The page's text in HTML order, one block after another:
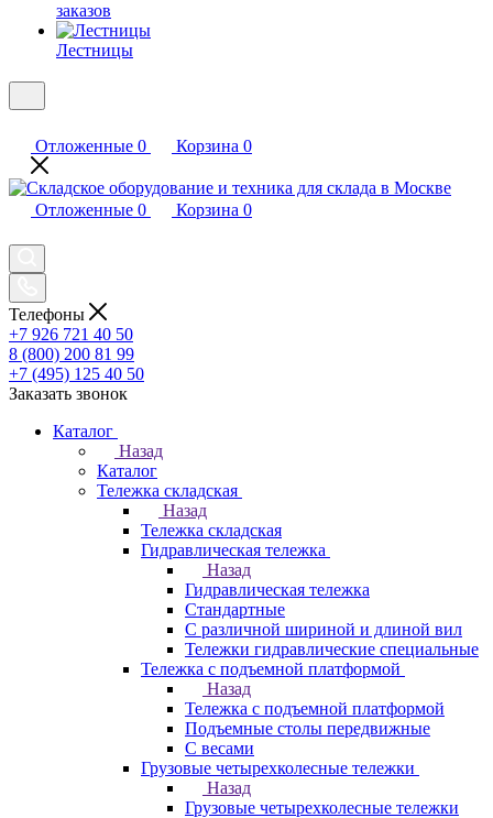
заказов
Лестницы
Отложенные 0 Корзина 0
Отложенные 0 Корзина 0
Телефоны
+7 926 721 40 50
8 (800) 200 81 99
+7 (495) 125 40 50
Заказать звонок
Каталог
Назад
Каталог
Тележка складская
Назад
Тележка складская
Гидравлическая тележка
Назад
Гидравлическая тележка
Стандартные
С различной шириной и длиной вил
Тележки гидравлические специальные
Тележка с подъемной платформой
Назад
Тележка с подъемной платформой
Подъемные столы передвижные
С весами
Грузовые четырехколесные тележки
Назад
Грузовые четырехколесные тележки